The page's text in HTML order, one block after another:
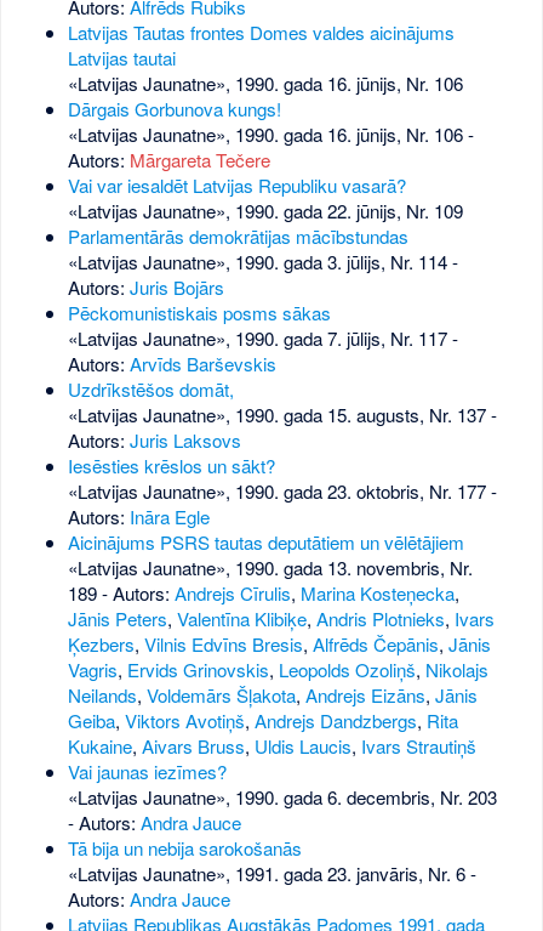
Autors: Alfrēds Rubiks
Latvijas Tautas frontes Domes valdes aicinājums
Latvijas tautai
«Latvijas Jaunatne», 1990. gada 16. jūnijs, Nr. 106
Dārgais Gorbunova kungs!
«Latvijas Jaunatne», 1990. gada 16. jūnijs, Nr. 106-
Autors: Mārgareta Tečere
Vai var iesaldēt Latvijas Republiku vasarā?
«Latvijas Jaunatne», 1990. gada 22. jūnijs, Nr. 109
Parlamentārās demokrātijas mācībstundas
«Latvijas Jaunatne», 1990. gada 3. jūlijs, Nr. 114-
Autors: Juris Bojārs
Pēckomunistiskais posms sākas
«Latvijas Jaunatne», 1990. gada 7. jūlijs, Nr. 117-
Autors: Arvīds Barševskis
Uzdrīkstēšos domāt,
«Latvijas Jaunatne», 1990. gada 15. augusts, Nr. 137-
Autors: Juris Laksovs
Iesēsties krēslos un sākt?
«Latvijas Jaunatne», 1990. gada 23. oktobris, Nr. 177-
Autors: Ināra Egle
Aicinājums PSRS tautas deputātiem un vēlētājiem
«Latvijas Jaunatne», 1990. gada 13. novembris, Nr.
189- Autors: Andrejs Cīrulis, Marina Kosteņecka,
Jānis Peters, Valentīna Klibiķe, Andris Plotnieks, Ivars
Ķezbers, Vilnis Edvīns Bresis, Alfrēds Čepānis, Jānis
Vagris, Ervids Grinovskis, Leopolds Ozoliņš, Nikolajs
Neilands, Voldemārs Šļakota, Andrejs Eizāns, Jānis
Geiba, Viktors Avotiņš, Andrejs Dandzbergs, Rita
Kukaine, Aivars Bruss, Uldis Laucis, Ivars Strautiņš
Vai jaunas iezīmes?
«Latvijas Jaunatne», 1990. gada 6. decembris, Nr. 203
- Autors: Andra Jauce
Tā bija un nebija sarokošanās
«Latvijas Jaunatne», 1991. gada 23. janvāris, Nr. 6-
Autors: Andra Jauce
Latvijas Republikas Augstākās Padomes 1991. gada